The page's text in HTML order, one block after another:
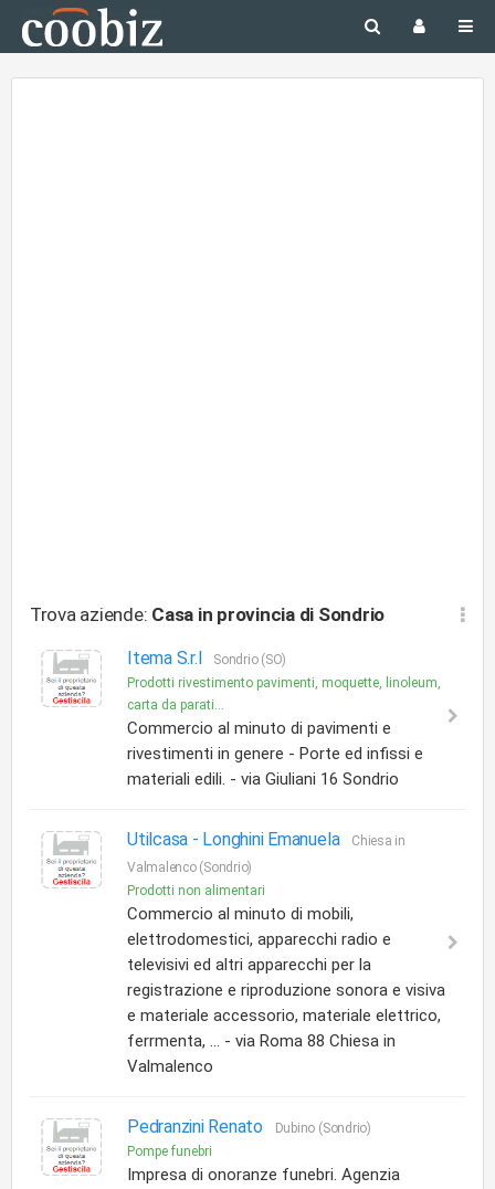
Trova aziende: Casa in provincia di Sondrio
Itema S.r.l
Sondrio (SO)
Prodotti rivestimento pavimenti, moquette, linoleum,
carta da parati...
Commercio al minuto di pavimenti e
rivestimenti in genere - Porte ed infissi e
materiali edili. - via Giuliani 16 Sondrio
Utilcasa - Longhini Emanuela
Chiesa in
Valmalenco (Sondrio)
Prodotti non alimentari
Commercio al minuto di mobili,
elettrodomestici, apparecchi radio e
televisivi ed altri apparecchi per la
registrazione e riproduzione sonora e visiva
e materiale accessorio, materiale elettrico,
ferrmenta, ... - via Roma 88 Chiesa in
Valmalenco
Pedranzini Renato
Dubino (Sondrio)
Pompe funebri
Impresa di onoranze funebri. Agenzia